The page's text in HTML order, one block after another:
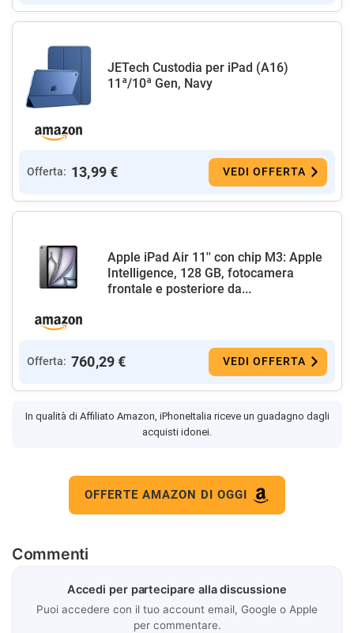
JETech Custodia per iPad (A16)
11ª/10ª Gen, Navy
Offerta: 13,99 € VEDI OFFERTA
Apple iPad Air 11'' con chip M3: Apple
Intelligence, 128 GB, fotocamera
frontale e posteriore da...
Offerta: 760,29 € VEDI OFFERTA
In qualità di Affiliato Amazon, iPhoneItalia riceve un guadagno dagli
acquisti idonei.
OFFERTE AMAZON DI OGGI
Commenti
Accedi per partecipare alla discussione
Puoi accedere con il tuo account email, Google o Apple
per commentare.